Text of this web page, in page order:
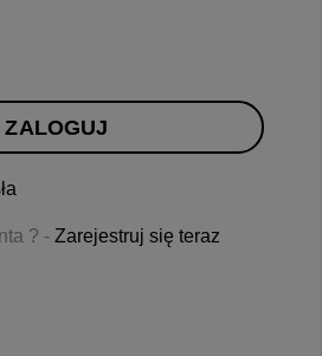
ZALOGUJ
? - Zarejestruj się teraz